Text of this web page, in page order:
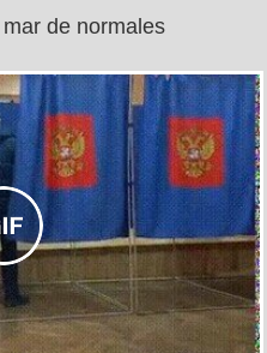
de normales